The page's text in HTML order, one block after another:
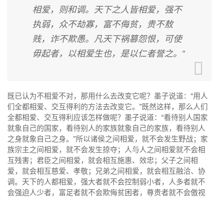
相爱，则和调。天下之人皆相爱，强不
执弱，众不劫寡，富不侮贫，贵不敖
贱，诈不欺愚。凡天下祸篡怨恨，可使
毋起者，以相爱生也，是以仁者誉之。”
既已认为不相爱不对，那用什么去改变它呢？墨子说道：“用人
们全都相爱、交互得利的方法去改变它。”既然这样，那么人们
全都相爱、交互得利应该怎样做呢？墨子说道：“看待别人国家
就象自己的国家，看待别人的家族就象自己的家族，看待别人
之身就象自己之身。”所以诸侯之间相爱，就不会发生野战；家
族宗主之间相爱，就不会发生掠夺；人与人之间相爱就不会相
互残害；君臣之间相爱，就会相互施惠、效忠；父子之间相
爱，就会相互慈爱、孝敬；兄弟之间相爱，就会相互融洽、协
调。天下的人都相爱，强大者就不会控制弱小者，人多者就不
会强迫人少者，富足者就不会欺侮贫困者，尊贵者就不会傲视